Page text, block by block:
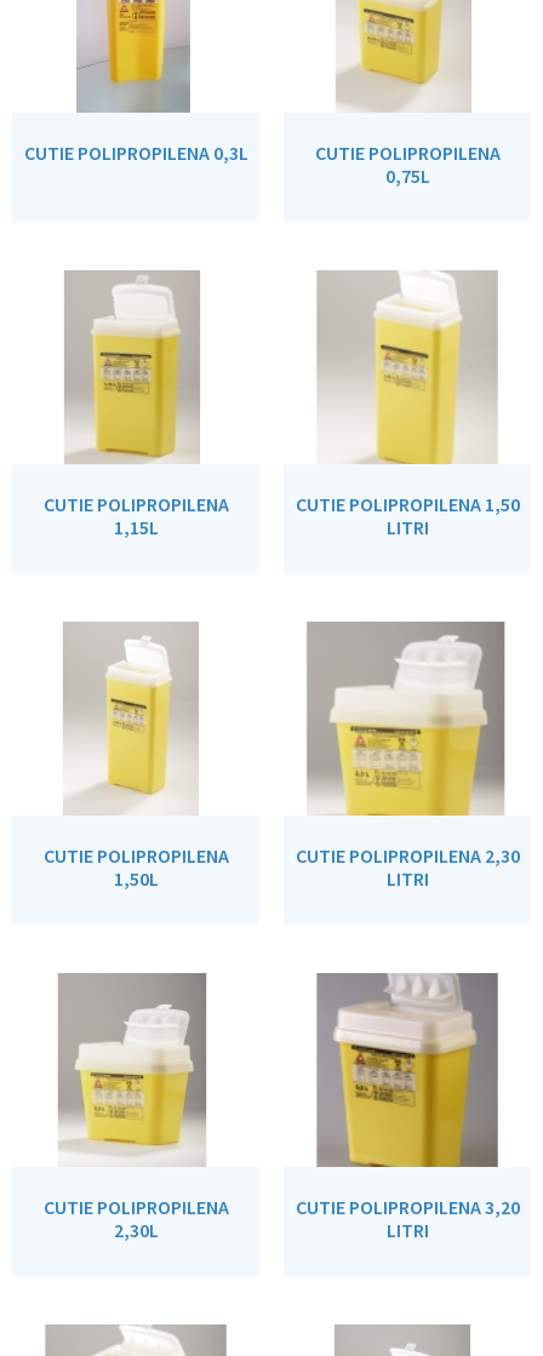
CUTIE POLIPROPILENA 0,3L
CUTIE POLIPROPILENA
0,75L
CUTIE POLIPROPILENA
1,15L
CUTIE POLIPROPILENA 1,50
LITRI
CUTIE POLIPROPILENA
1,50L
CUTIE POLIPROPILENA 2,30
LITRI
CUTIE POLIPROPILENA
2,30L
CUTIE POLIPROPILENA 3,20
LITRI